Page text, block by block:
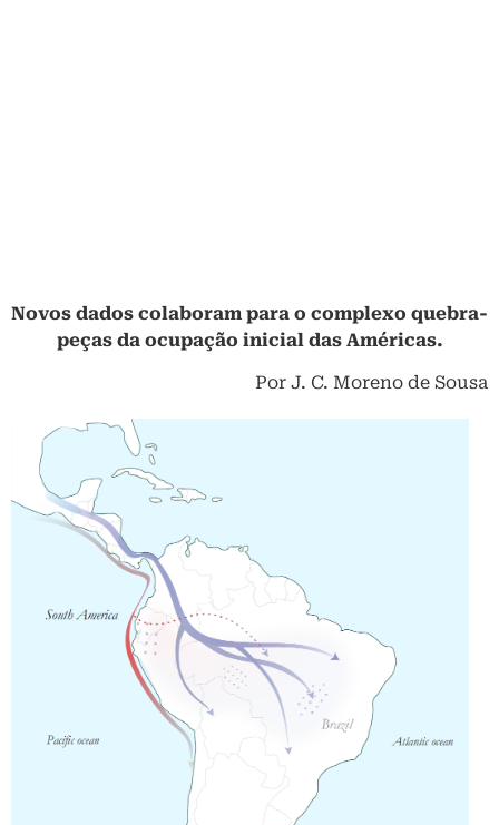
Novos dados colaboram para o complexo quebra-
peças da ocupação inicial das Américas.
Por J. C. Moreno de Sousa